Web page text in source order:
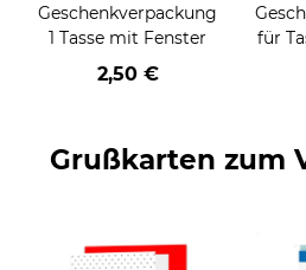
Geschenkverpackung
1 Tasse mit Fenster
2,50 €
für
Grußkarten zum